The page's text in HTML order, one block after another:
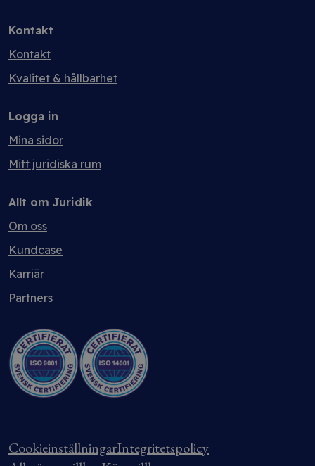
Kontakt
Kontakt
Kvalitet & hållbarhet
Logga in
Mina sidor
Mitt juridiska rum
Allt om Juridik
Om oss
Kundcase
Karriär
Partners
CookieinställningarIntegritetspolicy